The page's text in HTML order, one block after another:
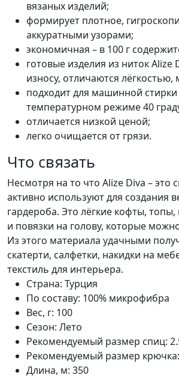
вязаных изделий;
формирует плотное,
аккуратными узорами;
экономичная – в 100 г
готовые изделия из ниток Alize
износу, отличаются
подходит для машинной
температурном режиме 40
отличается низкой ценой;
легко очищается от грязи.
Что связать
Несмотря на то что Alize Diva – это
активно используют для создания
гардероба. Это лёгкие кофты,
и повязки на голову, которые
Из этого материала удачными
скатерти, салфетки, накидки на
текстиль для интерьера.
Страна: Турция
По составу: 100% микрофибра
Вес, г: 100
Сезон: Лето
Рекомендуемый размер спиц:
Рекомендуемый размер крючка:
Длина, м: 350